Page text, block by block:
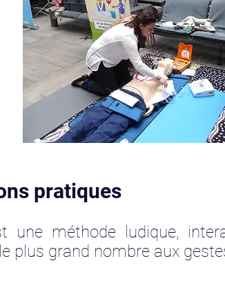
pratiques
une méthode ludique,
plus grand nombre aux